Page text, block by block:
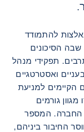
להתמודד
הסיכונים
תפקידי מנהל
ואסטרטגיים
הקיימים למניעת
גורמים
החברה. המספר
החיבור ביניהם,